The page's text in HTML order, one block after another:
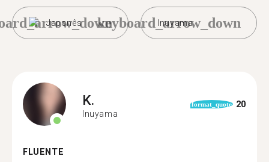
Japonês Inuyama
keyboard_arrow_down
K.
Inuyama
format_quote 20
FLUENTE